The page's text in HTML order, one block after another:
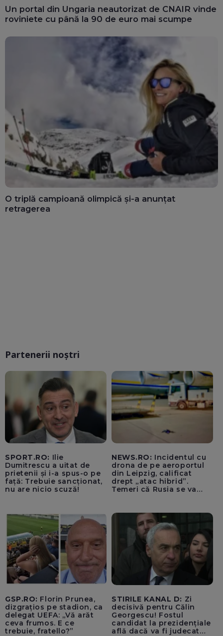
Un portal din Ungaria neautorizat de CNAIR vinde
roviniete cu până la 90 de euro mai scumpe
O triplă campioană olimpică și-a anunțat
retragerea
Partenerii noștri
SPORT.RO: Ilie
Dumitrescu a uitat de
prietenii și i-a spus-o pe
față: Trebuie sancționat,
nu are nicio scuză!
NEWS.RO: Incidentul cu
drona de pe aeroportul
din Leipzig, calificat
drept „atac hibrid”.
Temeri că Rusia se va
neagă informațiile că
avioanele ucrainene din
apropierea dronei ar fi
fost încărcate cu muniție
GSP.RO: Florin Prunea,
dizgrațios pe stadion, ca
delegat UEFA: „Vă arăt
ceva frumos. E ce
trebuie, fratello?”
STIRILE KANAL D: Zi
decisivă pentru Călin
Georgescu! Fostul
candidat la prezidențiale
află dacă va fi judecat